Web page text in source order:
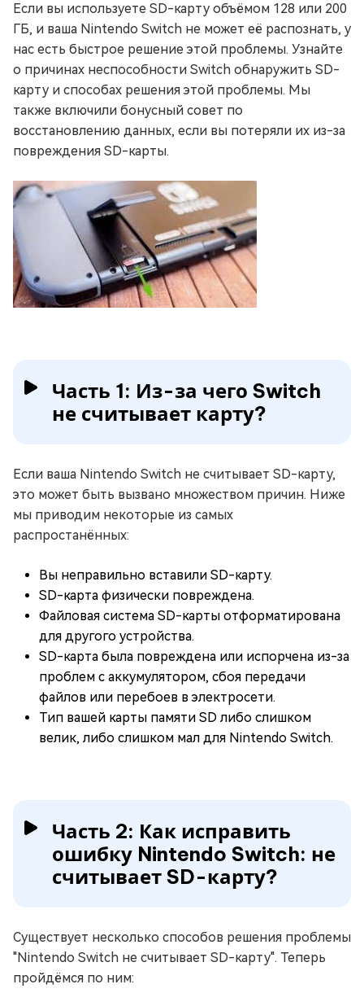
Если вы используете SD-карту объёмом 128 или 200
ГБ, и ваша Nintendo Switch не может её распознать, у
нас есть быстрое решение этой проблемы. Узнайте
о причинах неспособности Switch обнаружить SD-
карту и способах решения этой проблемы. Мы
также включили бонусный совет по
восстановлению данных, если вы потеряли их из-за
повреждения SD-карты.
Часть 1: Из-за чего Switch
не считывает карту?
Если ваша Nintendo Switch не считывает SD-карту,
это может быть вызвано множеством причин. Ниже
мы приводим некоторые из самых
распростанённых:
Вы неправильно вставили SD-карту.
SD-карта физически повреждена.
Файловая система SD-карты отформатирована
для другого устройства.
SD-карта была повреждена или испорчена из-за
проблем с аккумулятором, сбоя передачи
файлов или перебоев в электросети.
Тип вашей карты памяти SD либо слишком
велик, либо слишком мал для Nintendo Switch.
Часть 2: Как исправить
ошибку Nintendo Switch: не
считывает SD-карту?
Существует несколько способов решения проблемы
"Nintendo Switch не считывает SD-карту". Теперь
пройдёмся по ним: